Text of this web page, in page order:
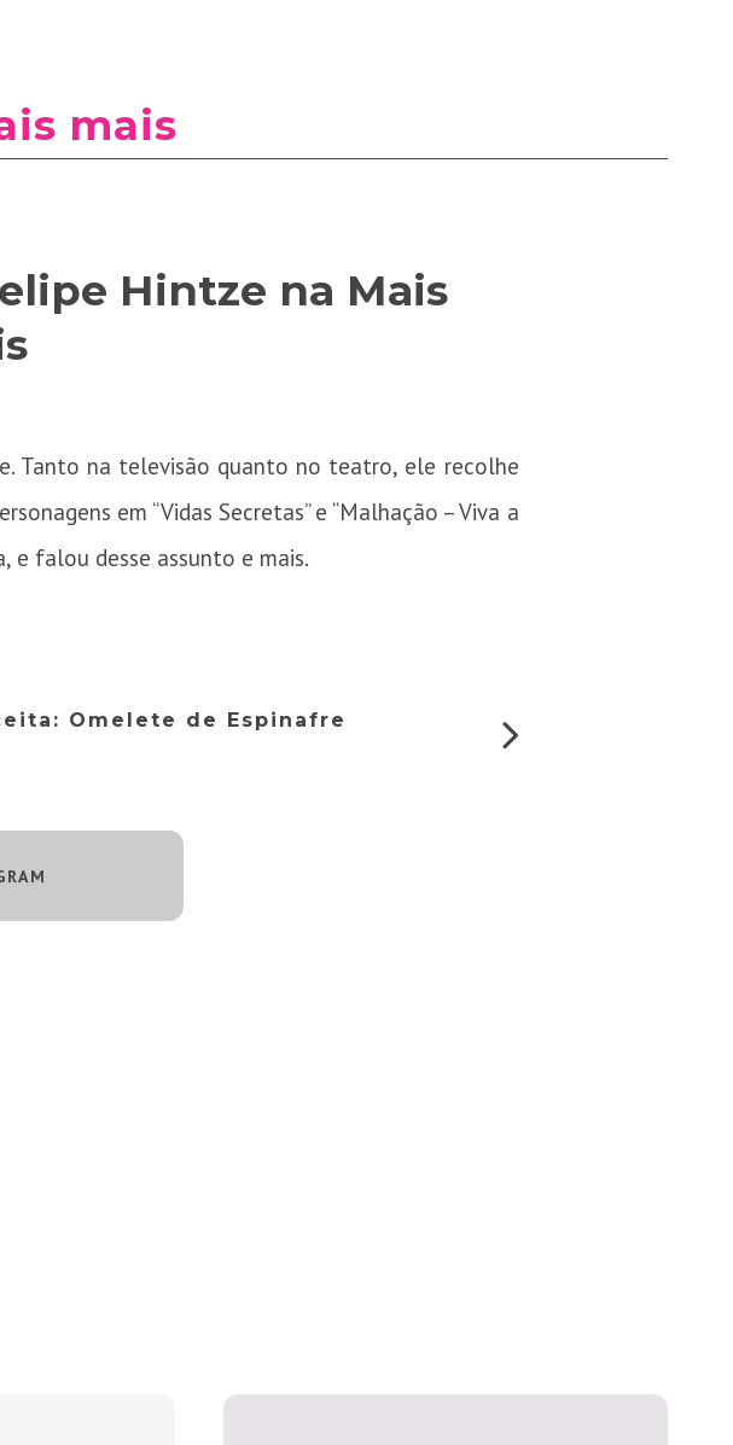
mais
Hintze na Mais
Tanto na televisão quanto no teatro, ele recolhe
em “Vidas Secretas” e “Malhação – Viva a
e falou desse assunto e mais.
Omelete de Espinafre